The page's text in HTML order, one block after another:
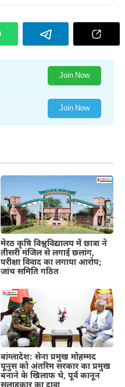
Join Now
Join Now
मेरठ कृषि विश्वविद्यालय में छात्रा ने
तीसरी मंजिल से लगाई छलांग,
परीक्षा विवाद का लगाया आरोप;
जांच समिति गठित
बांग्लादेश: सेना प्रमुख मोहम्मद
यूनुस को अंतरिम सरकार का प्रमुख
बनाने के खिलाफ थे, पूर्व कानून